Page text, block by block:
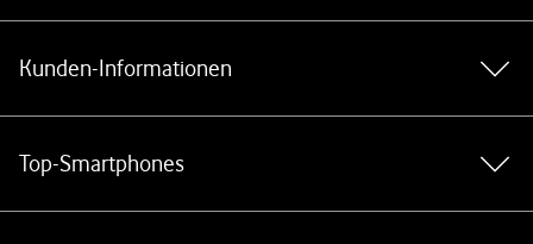
Kunden-Informationen
Top-Smartphones